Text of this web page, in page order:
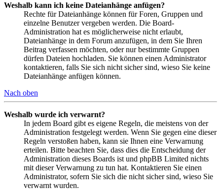
Weshalb kann ich keine Dateianhänge anfügen?
Rechte für Dateianhänge können für Foren, Gruppen und
einzelne Benutzer vergeben werden. Die Board-
Administration hat es möglicherweise nicht erlaubt,
Dateianhänge in dem Forum anzufügen, in dem Sie Ihren
Beitrag verfassen möchten, oder nur bestimmte Gruppen
dürfen Dateien hochladen. Sie können einen Administrator
kontaktieren, falls Sie sich nicht sicher sind, wieso Sie keine
Dateianhänge anfügen können.
Nach oben
Weshalb wurde ich verwarnt?
In jedem Board gibt es eigene Regeln, die meistens von der
Administration festgelegt werden. Wenn Sie gegen eine dieser
Regeln verstoßen haben, kann sie Ihnen eine Verwarnung
erteilen. Bitte beachten Sie, dass dies die Entscheidung der
Administration dieses Boards ist und phpBB Limited nichts
mit dieser Verwarnung zu tun hat. Kontaktieren Sie einen
Administrator, sofern Sie sich die nicht sicher sind, wieso Sie
verwarnt wurden.